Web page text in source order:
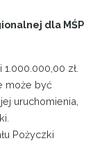
dla MŚP
zł.
może być
uruchomienia,
Pożyczki